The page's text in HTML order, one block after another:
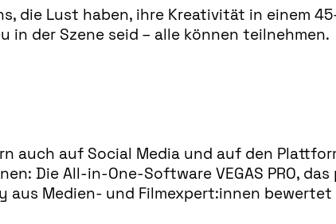
die Lust haben, ihre Kreativität in einem
in der Szene seid – alle können teilnehmen.
auch auf Social Media und auf den
Die All-in-One-Software VEGAS PRO,
aus Medien- und Filmexpert:innen bewertet